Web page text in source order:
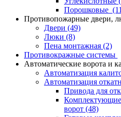
Порошковые
Противопожарные двери,
Двери (49)
Люки (8)
Пена монтажная (2)
Противокражные системы
Автоматические ворота и
Автоматизация
Автоматизация
Привода для
Комплектующие
ворот (48)